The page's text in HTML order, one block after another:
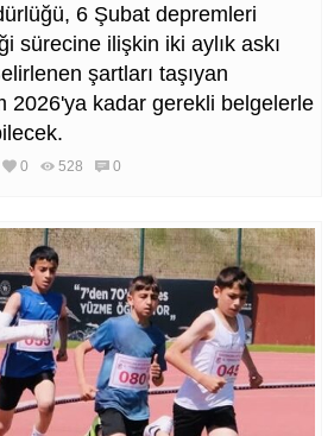
6 Şubat depremleri
sürecine ilişkin iki aylık askı
şartları taşıyan
2026'ya kadar gerekli belgelerle
0 528 0